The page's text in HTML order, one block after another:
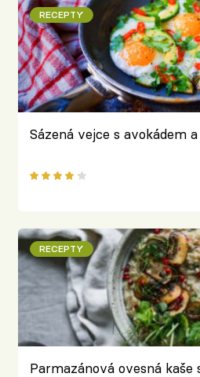
RECEPTY
Sázená vejce s avokádem
RECEPTY
Parmazánová ovesná kaše